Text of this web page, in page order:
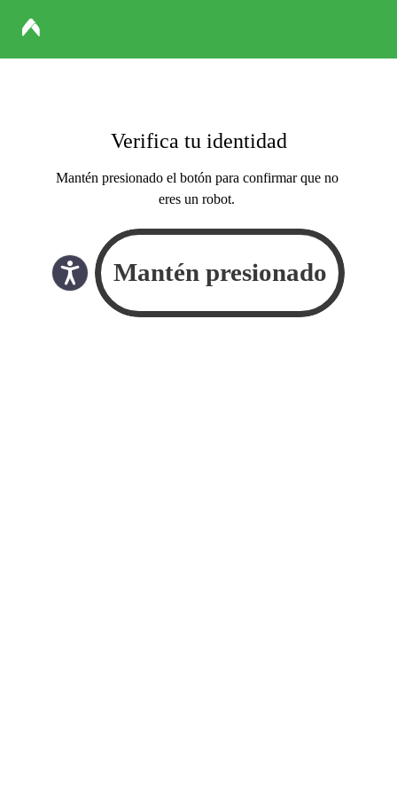
Verifica tu identidad
Mantén presionado el botón para confirmar que no
eres un robot.